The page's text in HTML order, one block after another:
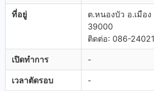
ที่อยู่
ต.หนองบัว อ.เมือ
39000
ติดต่อ: 086-
เปิดทำการ -
เวลาตัดรอบ -